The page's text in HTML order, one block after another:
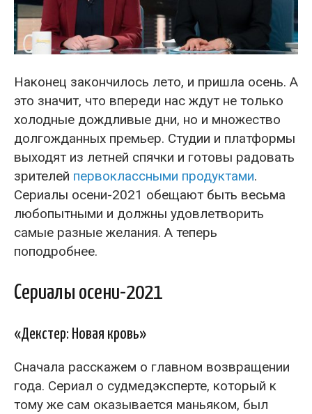
Наконец закончилось лето, и пришла осень. А
это значит, что впереди нас ждут не только
холодные дождливые дни, но и множество
долгожданных премьер. Студии и платформы
выходят из летней спячки и готовы радовать
зрителей первоклассными продуктами.
Сериалы осени-2021 обещают быть весьма
любопытными и должны удовлетворить
самые разные желания. А теперь
поподробнее.
Сериалы осени-2021
«Декстер: Новая кровь»
Сначала расскажем о главном возвращении
года. Сериал о судмедэксперте, который к
тому же сам оказывается маньяком, был